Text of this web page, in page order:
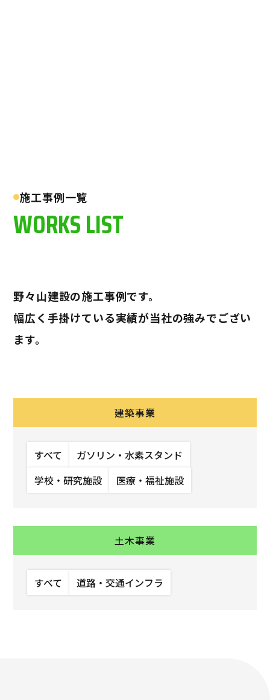
施工事例一覧
WORKS LIST
野々山建設の施工事例です。
幅広く手掛けている実績が当社の強みでござい
ます。
建築事業
すべて
ガソリン・水素スタンド
学校・研究施設
医療・福祉施設
土木事業
すべて 道路・交通インフラ